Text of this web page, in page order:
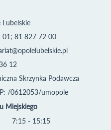
01; 81 827 72 00
12
Skrzynka Podawcza
/0612053/umopole
Miejskiego
7:15 - 15:15